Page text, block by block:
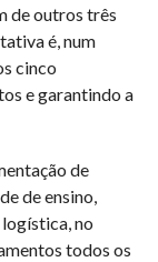
de outros três
é, num
cinco
e garantindo a
de
de ensino,
no
todos os